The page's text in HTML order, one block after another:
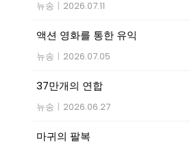
뉴송 | 2026.07.11
액션 영화를 통한 유익
뉴송 | 2026.07.05
37만개의 연합
뉴송 | 2026.06.27
마귀의 팔복